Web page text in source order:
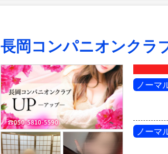
長岡コンパニオンクラ
ノーマ
ノーマ